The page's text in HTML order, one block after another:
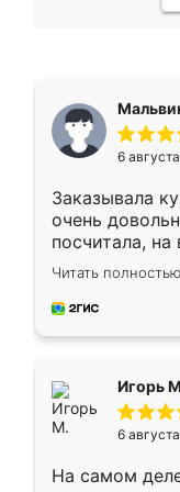
6
Заказывала
очень
посчитала, на
Замерщик
делу со всей
за день,
Читать полностью
Игорь
6
На самом